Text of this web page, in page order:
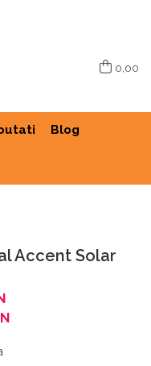
0,00
Blog
Accent Solar